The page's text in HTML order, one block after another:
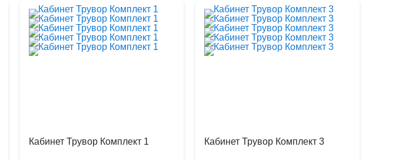
Кабинет Трувор Комплект 1 Кабинет Трувор Комплект 3